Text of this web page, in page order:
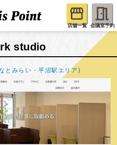
店舗一覧 会議室予約
studio
とみらい・平沼駅エリア)